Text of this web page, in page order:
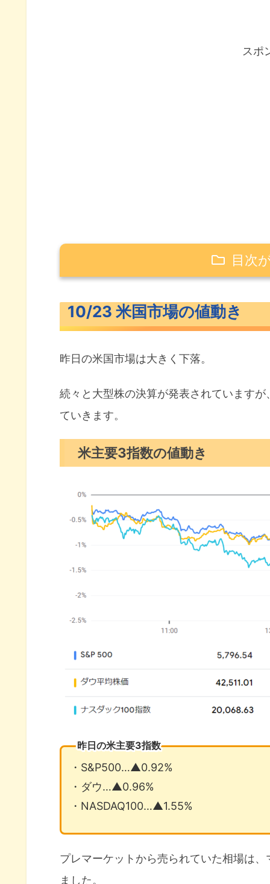
スポ
目次
米主要3指数の値動き
S&P500ヒートマップ
セクター別パフォーマンス
S&P500チャート分析
米国市場のトピックス
テスラ決算発表アフターで株価
TSMCが特定顧客への出荷停止
中古住宅販売件数は14年ぶり低
10月の注目イベントについて
10/23 米国市場の値動き
昨日の米国市場は大きく下落。
続々と大型株の決算が発表されています
ていきます。
米主要3指数の値動き
昨日の米主要3指数
・S&P500…▲0.92%
・ダウ…▲0.96%
・NASDAQ100…▲1.55%
プレマーケットから売られていた相場は
ました。